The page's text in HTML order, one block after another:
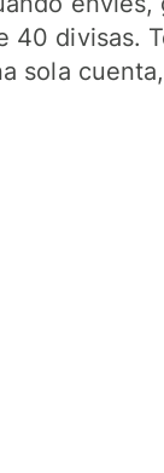
40 divisas.
sola